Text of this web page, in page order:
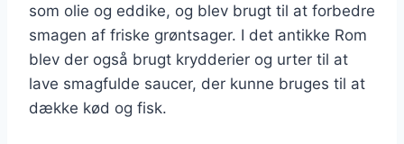
som olie og eddike, og blev brugt til at forbedre
smagen af friske grøntsager. I det antikke Rom
blev der også brugt krydderier og urter til at
lave smagfulde saucer, der kunne bruges til at
dække kød og fisk.